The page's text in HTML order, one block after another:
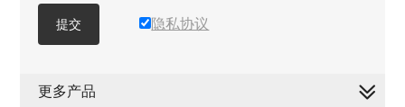
提交 隐私协议
更多产品